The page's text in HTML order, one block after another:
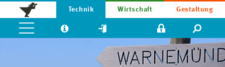
Technik Wirtschaft Gestaltung